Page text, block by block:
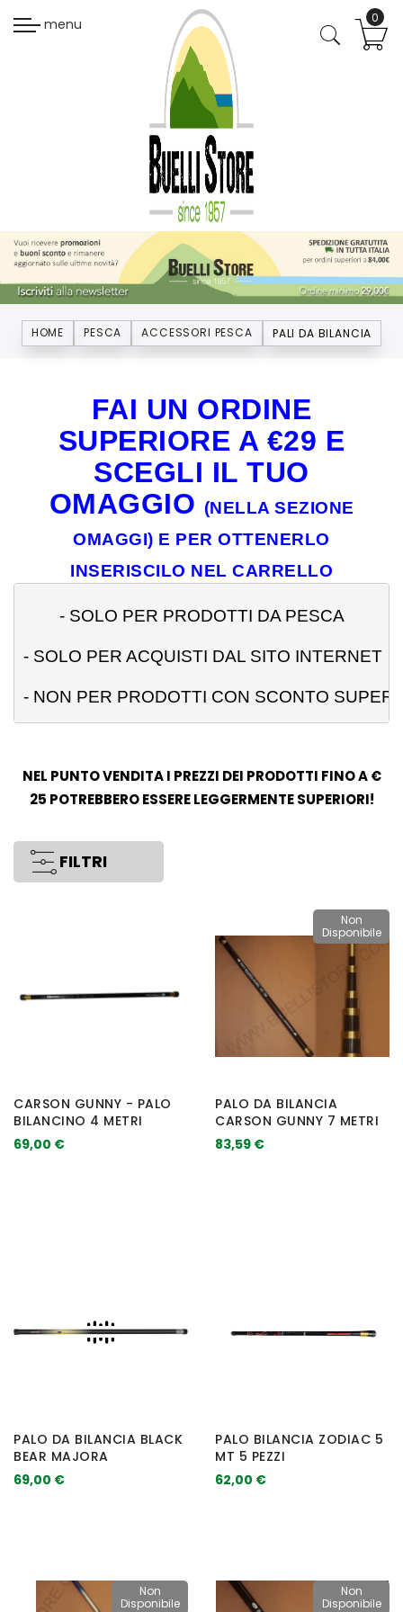
menu
HOME PESCA ACCESSORI PESCA PALI DA BILANCIA
FAI UN ORDINE
SUPERIORE A €29 E
SCEGLI IL TUO
OMAGGIO (NELLA SEZIONE
OMAGGI) E PER OTTENERLO
INSERISCILO NEL CARRELLO
- SOLO PER PRODOTTI DA PESCA
- SOLO PER ACQUISTI DAL SITO INTERNET
- NON PER PRODOTTI CON SCONTO
NEL PUNTO VENDITA I PREZZI DEI PRODOTTI FINO A €
25 POTREBBERO ESSERE LEGGERMENTE SUPERIORI!
FILTRI
CARSON GUNNY - PALO
BILANCINO 4 METRI
69,00 €
Non
Disponibile
PALO DA BILANCIA
CARSON GUNNY 7 METRI
83,59 €
PALO DA BILANCIA BLACK
BEAR MAJORA
69,00 €
PALO BILANCIA ZODIAC 5
MT 5 PEZZI
62,00 €
Non
Disponibile
Non
Disponibile